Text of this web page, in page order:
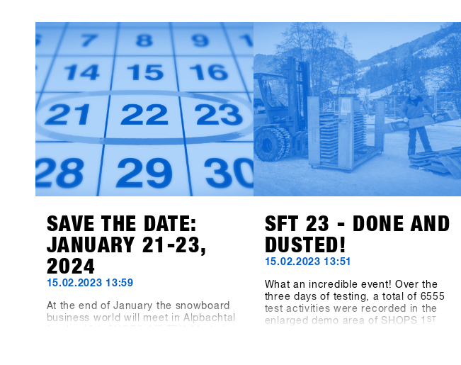
13th SHOPS 1st TRY, there were 1177
participants from 30 countries. 5206
products from 85 brands were
available for testing and the digital
Event Controlling System CANDY
recorded 8390 test operations during
the three-day event. Last but not least,
the dimensions of the outdoor area
measuring 2400 square meters and the
indoor area measuring 1548 square
meters have as well outperformed all
"Pre-Corona" figures. The SFT is back,
bigger, better and stronger than ever
before, now known as "Clearly the
biggest snowboard-business get
SAVE THE DATE:
JANUARY 21-23,
2024
15.02.2023 13:59
At the end of January the snowboard
business world will meet in Alpbachtal
SFT 23 - DONE AND
DUSTED!
15.02.2023 13:51
What an incredible event! Over the
three days of testing, a total of 6555
test activities were recorded in the
enlarged demo area of SHOPS 1ST